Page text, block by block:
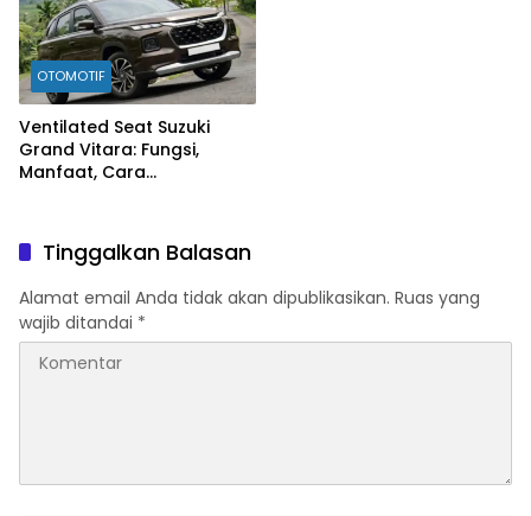
OTOMOTIF
Ventilated Seat Suzuki
Grand Vitara: Fungsi,
Manfaat, Cara
Tinggalkan Balasan
Alamat email Anda tidak akan dipublikasikan. Ruas yang
wajib ditandai *